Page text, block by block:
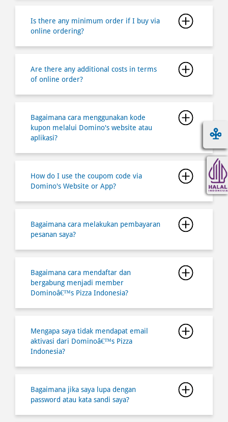
Is there any minimum order if I buy via
online ordering?
Are there any additional costs in terms
of online order?
Bagaimana cara menggunakan kode
kupon melalui Domino's website atau
aplikasi?
How do I use the coupom code via
Domino's Website or App?
Bagaimana cara melakukan pembayaran
pesanan saya?
Bagaimana cara mendaftar dan
bergabung menjadi member
Dominoâ€™s Pizza Indonesia?
Mengapa saya tidak mendapat email
aktivasi dari Dominoâ€™s Pizza
Indonesia?
Bagaimana jika saya lupa dengan
password atau kata sandi saya?